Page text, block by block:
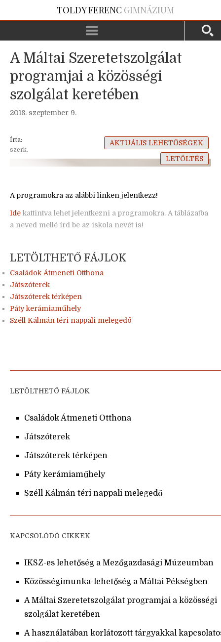
TOLDY FERENC GIMNÁZIUM
A Máltai Szeretetszolgálat
programjai a közösségi
szolgálat keretében
2018. szeptember 9.
Írta:
szerk.
AKTUÁLIS LEHETŐSÉGEK
LETÖLTÉS
A programokra az alábbi linken jelentkezz!
Ide kattintva lehet jelentkezni a programokra. A táblázatba
a neved mellé írd be az iskola nevét is!
LETÖLTHETŐ FÁJLOK
Családok Átmeneti Otthona
Játszóterek
Játszóterek térképen
Páty kerámiaműhely
Széll Kálmán téri nappali melegedő
LETÖLTHETŐ FÁJLOK
Családok Átmeneti Otthona
Játszóterek
Játszóterek térképen
Páty kerámiaműhely
Széll Kálmán téri nappali melegedő
KAPCSOLÓDÓ CIKKEK
IKSZ-es lehetőség a Mezőgazdasági Múzeumban
Közösségimunka-lehetőség a Máltai Pékségben
A Máltai Szeretetszolgálat programjai a közösségi
szolgálat keretében
A használatában korlátozott tárgyakkal